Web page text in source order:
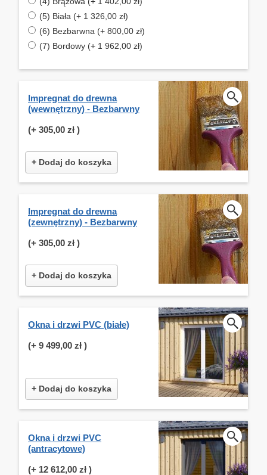
(5) Biała (+ 1 326,00 zł)
(6) Bezbarwna (+ 800,00 zł)
(7) Bordowy (+ 1 962,00 zł)
Impregnat do drewna
(wewnętrzny) - Bezbarwny
(+ 305,00 zł )
+ Dodaj do koszyka
Impregnat do drewna
(zewnętrzny) - Bezbarwny
(+ 305,00 zł )
+ Dodaj do koszyka
Okna i drzwi PVC (białe)
(+ 9 499,00 zł )
+ Dodaj do koszyka
Okna i drzwi PVC
(antracytowe)
(+ 12 612,00 zł )